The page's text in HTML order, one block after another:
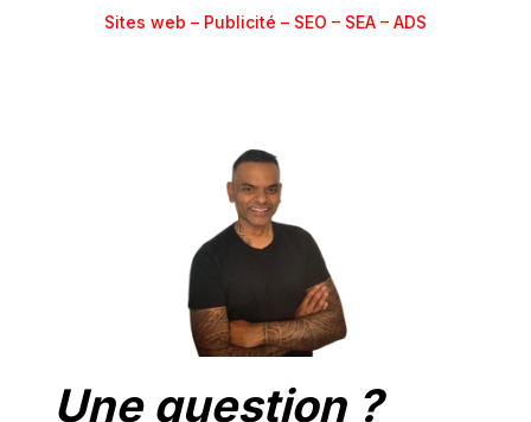
Sites web – Publicité – SEO – SEA – ADS
Une question ?